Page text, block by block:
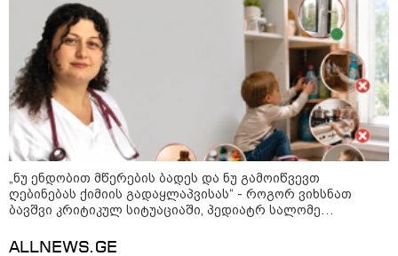
პროკურატურამ 2024 წელს
სამტრედიაში წინასაარჩევნო
კამპანიის დროს ძალადობის
ფაქტზე სამ პირს, მათ შორის ნიკა
მელიას თანმხლებ პირებს
ბრალდება წარუდგინა
მოზაიკა
„ნუ ენდობით მწერების ბადეს და ნუ გამოიწვევთ
ღებინებას ქიმიის გადაყლაპვისას“ - როგორ ვიხსნათ
ბავშვი კრიტიკულ სიტუაციაში, პედიატრ სალომე
ALLNEWS.GE